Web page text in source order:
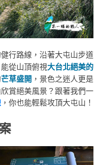
行路線，沿著大屯山步道
能從山頂俯視大台北絕美的
芒草盛開 ，景色之迷人更是
賞絕美風景？跟著我們一
，你也能輕鬆攻頂大屯山！